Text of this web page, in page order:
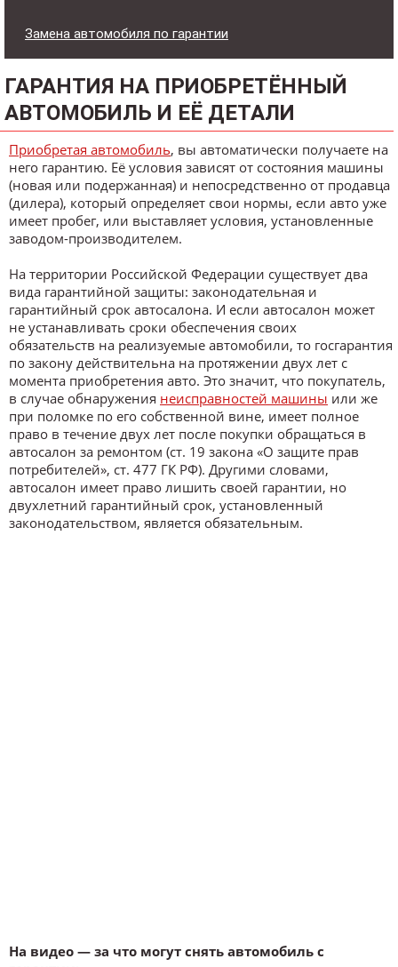
Замена автомобиля по гарантии
ГАРАНТИЯ НА ПРИОБРЕТЁННЫЙ
АВТОМОБИЛЬ И ЕЁ ДЕТАЛИ
Приобретая автомобиль, вы автоматически получаете на
него гарантию. Её условия зависят от состояния машины
(новая или подержанная) и непосредственно от продавца
(дилера), который определяет свои нормы, если авто уже
имеет пробег, или выставляет условия, установленные
заводом-производителем.
На территории Российской Федерации существует два
вида гарантийной защиты: законодательная и
гарантийный срок автосалона. И если автосалон может
не устанавливать сроки обеспечения своих
обязательств на реализуемые автомобили, то госгарантия
по закону действительна на протяжении двух лет с
момента приобретения авто. Это значит, что покупатель,
в случае обнаружения неисправностей машины или же
при поломке по его собственной вине, имеет полное
право в течение двух лет после покупки обращаться в
автосалон за ремонтом (ст. 19 закона «О защите прав
потребителей», ст. 477 ГК РФ). Другими словами,
автосалон имеет право лишить своей гарантии, но
двухлетний гарантийный срок, установленный
законодательством, является обязательным.
На видео — за что могут снять автомобиль с